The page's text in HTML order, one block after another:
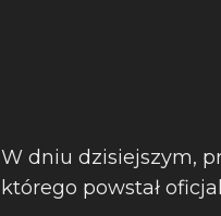
W dniu dzisiejszym,
którego powstał